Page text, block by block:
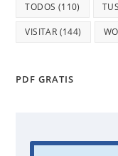
TODOS (110) TUS
VISITAR (144)
PDF GRATIS